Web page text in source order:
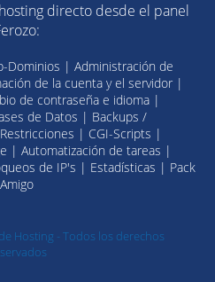
directo desde el panel
Dominios | Administración de
de la cuenta y el servidor |
de contraseña e idioma |
de Datos | Backups /
| CGI-Scripts |
| Automatización de tareas |
de IP's | Estadísticas | Pack
Amigo
Hosting - Todos los derechos